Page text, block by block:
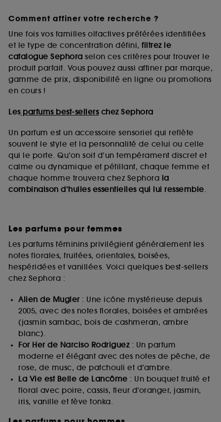
Comment affiner votre recherche ?
Une fois vos familles olfactives préférées identifiées
et le type de concentration défini, filtrez le
catalogue Sephora selon ces critères pour trouver le
produit parfait. Vous pouvez aussi affiner par marque,
gamme de prix, disponibilité en ligne ou promotions
en cours !
Lesparfums best-sellerschez Sephora
Un parfum est un accessoire sensoriel qui reflète
souvent le style et la personnalité de celui ou celle
qui le porte. Qu’on soit d’un tempérament discret et
calme ou dynamique et pétillant, chaque femme et
chaque homme trouvera chez Sephora la
combinaison d’huiles essentielles qui lui ressemble.
Les parfums pour femmes
Les parfums féminins privilégient généralement les
notes florales, fruitées, orientales, boisées,
hespéridées et vanillées. Voici quelques best-sellers
chez Sephora :
Alien de Mugler: Une icône mystérieuse depuis
2005, avec des notes florales, boisées et ambrées
(jasmin sambac, bois de cashmeran, ambre
blanc).
For Her de Narciso Rodriguez: Un parfum
moderne et élégant avec des notes de pêche, de
rose, de musc, de patchouli et d’ambre.
La Vie est Belle de Lancôme : Un bouquet fruité et
floral avec poire, cassis, fleur d’oranger, jasmin,
iris, vanille et fève tonka.